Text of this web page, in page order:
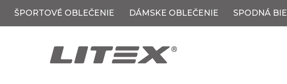
ŠPORTOVÉ OBLEČENIE DÁMSKE OBLEČENIE SPODNÁ